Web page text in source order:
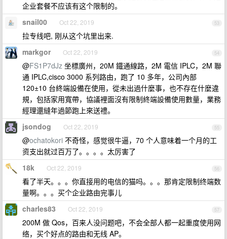
企业套餐不应该有这个限制的。
53
snail00 Oct 22, 2019
拉专线吧, 刚从这个坑里出来.
54
markgor Oct 22, 2019
@FS1P7dJz 坐標廣州，20M 鐵通線路，2M 電信 IPLC，2M 聯
通 IPLC,cisco 3000 系列路由，跑了 10 多年，公司內部
120±10 台終端設備在使用，從未出過什麼事，也不存在什麼違
規，包括家用寬帶，協議裡面沒有限制終端設備使用數量，業務
經理還縫年過節跑上來送禮。
55
jsondog Oct 22, 2019
@ochatokori 不奇怪，感觉很牛逼，70 个人意味着一个月的工
资支出就过百万了。。。。太厉害了
56
18k Oct 22, 2019
看了半天。。。你直接用的电信的猫吗。。。那肯定限制终端数
量啊。。。买个企业路由完事儿
57
charles83 Oct 22, 2019
200M 做 Qos，百来人没问题吧，不会全部人都一起重度使用网
络，买个好点的路由和无线 AP。